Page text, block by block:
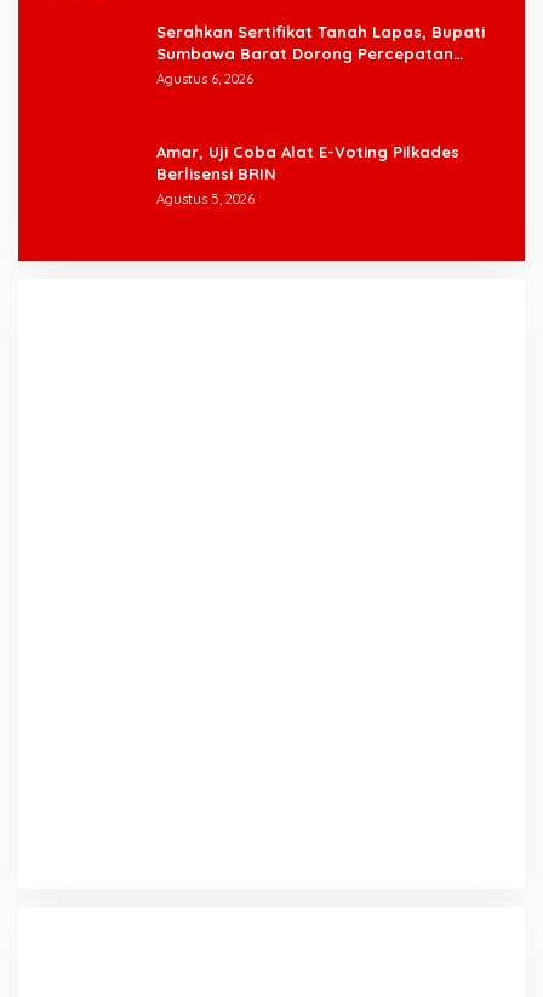
Serahkan Sertifikat Tanah Lapas, Bupati
Sumbawa Barat Dorong Percepatan
Pembangunan demi Dekatkan Pelayanan
Agustus 6, 2026
Amar, Uji Coba Alat E-Voting Pilkades
Berlisensi BRIN
Agustus 5, 2026